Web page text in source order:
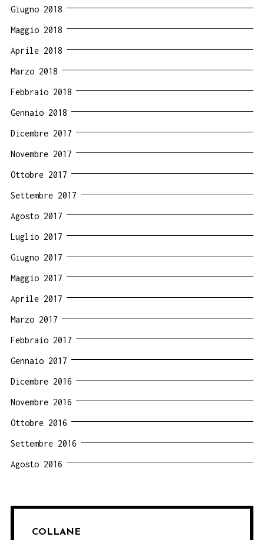
Giugno 2018
Maggio 2018
Aprile 2018
Marzo 2018
Febbraio 2018
Gennaio 2018
Dicembre 2017
Novembre 2017
Ottobre 2017
Settembre 2017
Agosto 2017
Luglio 2017
Giugno 2017
Maggio 2017
Aprile 2017
Marzo 2017
Febbraio 2017
Gennaio 2017
Dicembre 2016
Novembre 2016
Ottobre 2016
Settembre 2016
Agosto 2016
COLLANE